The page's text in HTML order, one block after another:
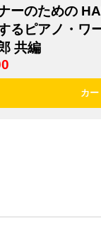
ーのための
るピアノ・ワ
共編